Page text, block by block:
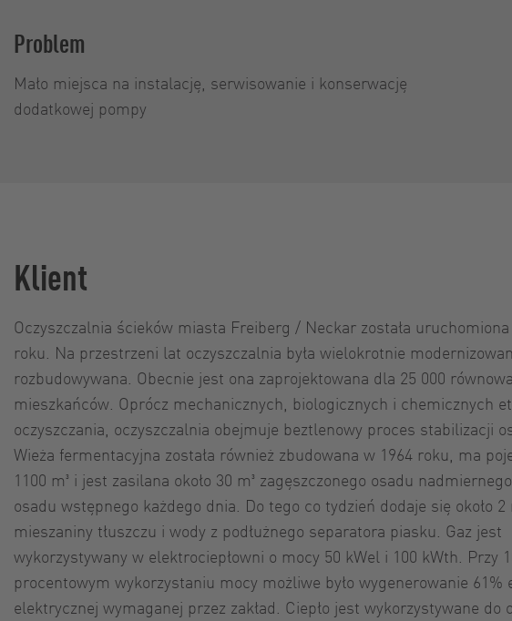
Problem
Mało miejsca na instalację, serwisowanie i konserwację
dodatkowej pompy
Klient
Oczyszczalnia ścieków miasta Freiberg / Neckar została
roku. Na przestrzeni lat oczyszczalnia była wielokrotnie
rozbudowywana. Obecnie jest ona zaprojektowana dla 25 000
mieszkańców. Oprócz mechanicznych, biologicznych i chemicznych
oczyszczania, oczyszczalnia obejmuje beztlenowy proces stabilizacji
Wieża fermentacyjna została również zbudowana w 1964 roku, ma
1100 m³ i jest zasilana około 30 m³ zagęszczonego osadu
osadu wstępnego każdego dnia. Do tego co tydzień dodaje się około 2
mieszaniny tłuszczu i wody z podłużnego separatora piasku. Gaz jest
wykorzystywany w elektrociepłowni o mocy 50 kWel i 100 kWth. Przy
procentowym wykorzystaniu mocy możliwe było wygenerowanie 61%
elektrycznej wymaganej przez zakład. Ciepło jest wykorzystywane do